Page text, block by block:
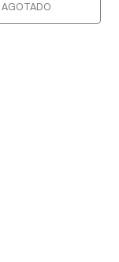
AGOTADO